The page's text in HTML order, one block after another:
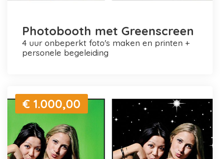
Photobooth met Greenscreen
4 uur onbeperkt foto's maken en printen +
personele begeleiding
€ 1.000,00